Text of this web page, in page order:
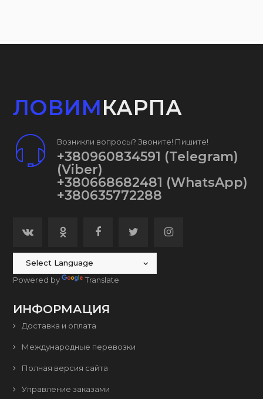
ЛОВИМКАРПА
Возникли вопросы? Звоните! Пишите!
+380960834591 (Telegram)
(Viber)
+380668682481 (WhatsApp)
+380635772288
Powered by Translate
ИНФОРМАЦИЯ
Доставка и оплата
Международные перевозки
Полная версия сайта
Управление заказами